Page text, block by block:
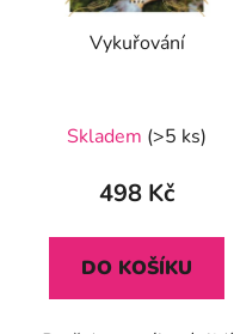
Vykuřování
hodnocení
produktu
5,0
z
Skladem (>5 ks)
498 Kč
DO KOŠÍKU